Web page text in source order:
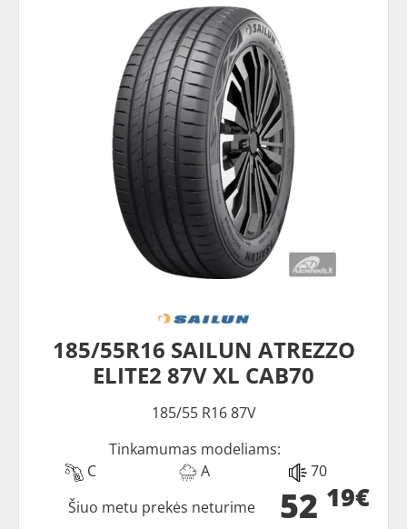
185/55R16 SAILUN ATREZZO
ELITE2 87V XL CAB70
185/55 R16 87V
Tinkamumas modeliams:
C
A 70
52 19€
Šiuo metu prekės neturime